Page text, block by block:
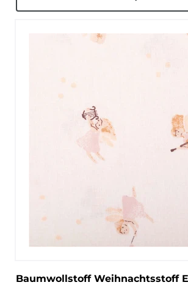
Baumwollstoff Weihnachtsstoff